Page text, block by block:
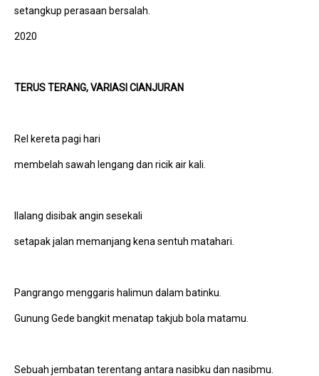
setangkup perasaan bersalah.
2020
TERUS TERANG, VARIASI CIANJURAN
Rel kereta pagi hari
membelah sawah lengang dan ricik air kali.
Ilalang disibak angin sesekali
setapak jalan memanjang kena sentuh matahari.
Pangrango menggaris halimun dalam batinku.
Gunung Gede bangkit menatap takjub bola matamu.
Sebuah jembatan terentang antara nasibku dan nasibmu.